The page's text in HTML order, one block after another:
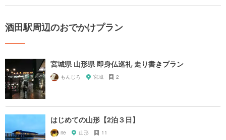
酒田駅周辺のおでかけプラン
宮城県 山形県 即身仏巡礼 走り書きプラン
もんじろ 宮城 2
はじめての山形【2泊３日】
rie 山形 11